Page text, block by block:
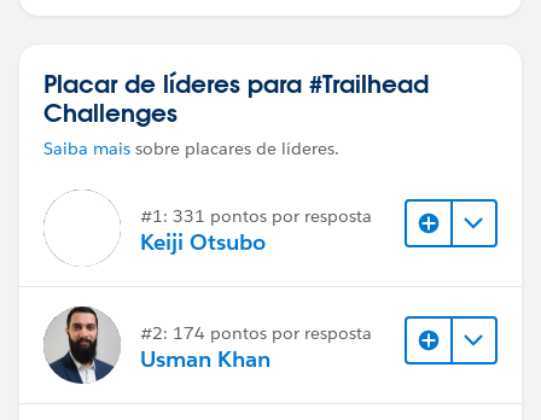
Placar de líderes para #Trailhead
Challenges
Saiba mais sobre placares de líderes.
#1: 331 pontos por resposta
Keiji Otsubo
#2: 174 pontos por resposta
Usman Khan